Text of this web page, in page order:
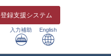
登録支援システム
入力補助 English